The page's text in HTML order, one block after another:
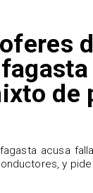
de
acusa
y